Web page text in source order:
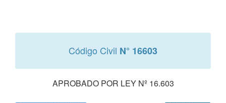
Código Civil N° 16603
APROBADO POR LEY Nº 16.603